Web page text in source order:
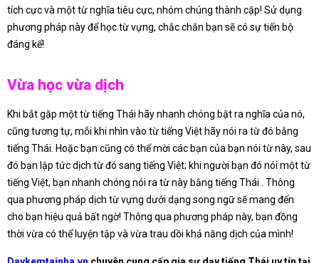
tích cực và một từ nghĩa tiêu cực, nhóm chúng thành cặp! Sử dụng
phương pháp này để học từ vựng, chắc chắn bạn sẽ có sự tiến bộ
đáng kể!
Vừa học vừa dịch
Khi bắt gặp một từ tiếng Thái hãy nhanh chóng bật ra nghĩa của nó,
cũng tương tự, mỗi khi nhìn vào từ tiếng Việt hãy nói ra từ đó bằng
tiếng Thái. Hoặc bạn cũng có thể mời các bạn của bạn nói từ này, sau
đó bạn lập tức dịch từ đó sang tiếng Việt; khi người bạn đó nói một từ
tiếng Việt, bạn nhanh chóng nói ra từ này bằng tiếng Thái . Thông
qua phương pháp dịch từ vựng dưới dạng song ngữ sẽ mang đến
cho bạn hiệu quả bất ngờ! Thông qua phương pháp này, bạn đồng
thời vừa có thể luyện tập và vừa trau dồi khả năng dịch của mình!